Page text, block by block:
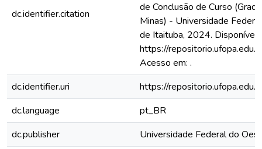
dc.identifier.citation
de Conclusão de Curso
Minas) - Universidade
de Itaituba, 2024. Disponível
https://
Acesso em: .
dc.identifier.uri
https://
dc.language
pt_BR
dc.publisher
Universidade Federal do